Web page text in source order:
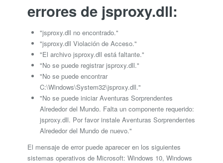
errores de jsproxy.dll:
"jsproxy.dll no encontrado."
"jsproxy.dll Violación de Acceso."
"El archivo jsproxy.dll está faltante."
"No se puede registrar jsproxy.dll."
"No se puede encontrar
C:\Windows\System32\jsproxy.dll."
"No se puede iniciar Aventuras Sorprendentes
Alrededor del Mundo. Falta un componente requerido:
jsproxy.dll. Por favor instale Aventuras Sorprendentes
Alrededor del Mundo de nuevo."
El mensaje de error puede aparecer en los siguientes
sistemas operativos de Microsoft: Windows 10, Windows